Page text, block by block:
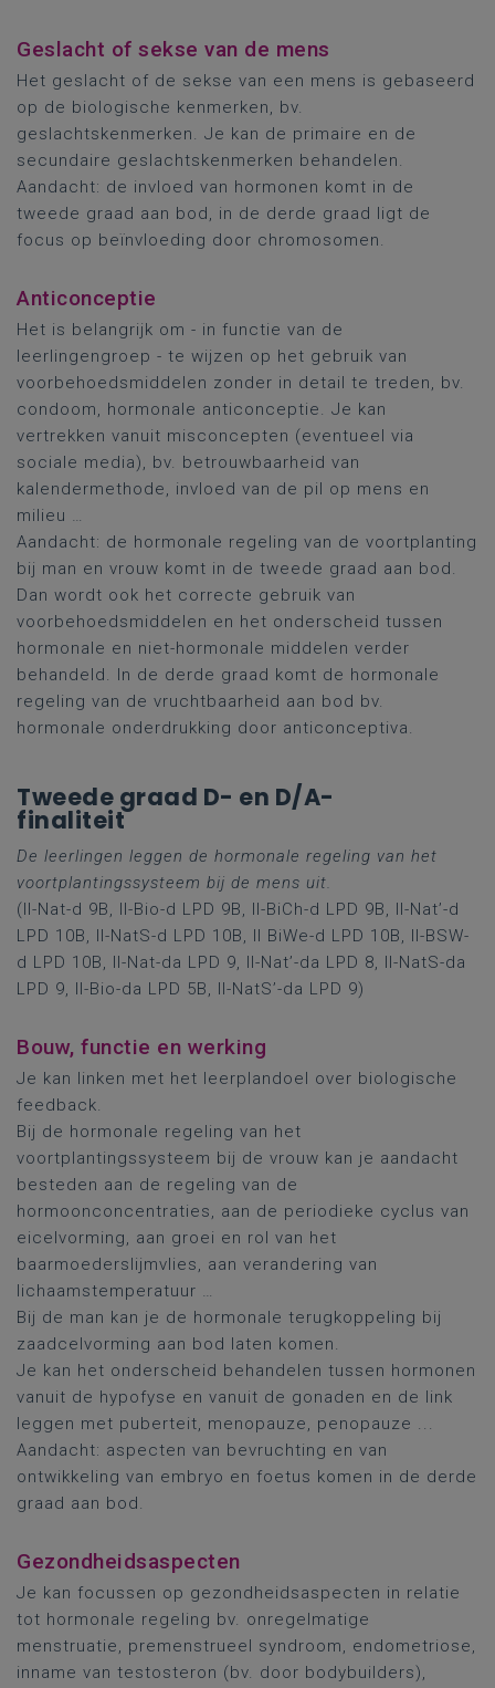
Geslacht of sekse van de mens
Het geslacht of de sekse van een mens is gebaseerd
op de biologische kenmerken, bv.
geslachtskenmerken. Je kan de primaire en de
secundaire geslachtskenmerken behandelen.
Aandacht: de invloed van hormonen komt in de
tweede graad aan bod, in de derde graad ligt de
focus op beïnvloeding door chromosomen.
Anticonceptie
Het is belangrijk om - in functie van de
leerlingengroep - te wijzen op het gebruik van
voorbehoedsmiddelen zonder in detail te treden, bv.
condoom, hormonale anticonceptie. Je kan
vertrekken vanuit misconcepten (eventueel via
sociale media), bv. betrouwbaarheid van
kalendermethode, invloed van de pil op mens en
milieu …
Aandacht: de hormonale regeling van de voortplanting
bij man en vrouw komt in de tweede graad aan bod.
Dan wordt ook het correcte gebruik van
voorbehoedsmiddelen en het onderscheid tussen
hormonale en niet-hormonale middelen verder
behandeld. In de derde graad komt de hormonale
regeling van de vruchtbaarheid aan bod bv.
hormonale onderdrukking door anticonceptiva.
Tweede graad D- en D/A-
finaliteit
De leerlingen leggen de hormonale regeling van het
voortplantingssysteem bij de mens uit.
(II-Nat-d 9B, II-Bio-d LPD 9B, II-BiCh-d LPD 9B, II-Nat’-d
LPD 10B, II-NatS-d LPD 10B, II BiWe-d LPD 10B, II-BSW-
d LPD 10B, II-Nat-da LPD 9, II-Nat’-da LPD 8, II-NatS-da
LPD 9, II-Bio-da LPD 5B, II-NatS’-da LPD 9)
Bouw, functie en werking
Je kan linken met het leerplandoel over biologische
feedback.
Bij de hormonale regeling van het
voortplantingssysteem bij de vrouw kan je aandacht
besteden aan de regeling van de
hormoonconcentraties, aan de periodieke cyclus van
eicelvorming, aan groei en rol van het
baarmoederslijmvlies, aan verandering van
lichaamstemperatuur …
Bij de man kan je de hormonale terugkoppeling bij
zaadcelvorming aan bod laten komen.
Je kan het onderscheid behandelen tussen hormonen
vanuit de hypofyse en vanuit de gonaden en de link
leggen met puberteit, menopauze, penopauze ...
Aandacht: aspecten van bevruchting en van
ontwikkeling van embryo en foetus komen in de derde
graad aan bod.
Gezondheidsaspecten
Je kan focussen op gezondheidsaspecten in relatie
tot hormonale regeling bv. onregelmatige
menstruatie, premenstrueel syndroom, endometriose,
inname van testosteron (bv. door bodybuilders),